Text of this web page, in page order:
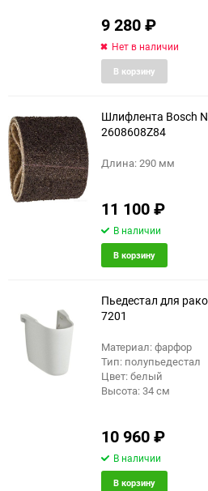
9 280₽
Нет в наличии
В корзину
Шлифлента Bosch
2608608Z84
Длина: 290 мм
11 100₽
В наличии
В корзину
Пьедестал для
7201
Материал: фарфор
Тип: полупьедестал
Цвет: белый
Высота: 34 см
10 960₽
В наличии
В корзину